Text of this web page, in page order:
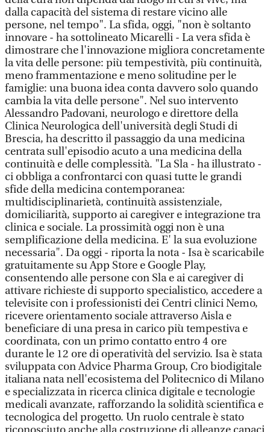
dalla capacità del sistema di restare vicino alle
persone, nel tempo". La sfida, oggi, "non è soltanto
innovare - ha sottolineato Micarelli - La vera sfida è
dimostrare che l'innovazione migliora concretamente
la vita delle persone: più tempestività, più continuità,
meno frammentazione e meno solitudine per le
famiglie: una buona idea conta davvero solo quando
cambia la vita delle persone". Nel suo intervento
Alessandro Padovani, neurologo e direttore della
Clinica Neurologica dell'università degli Studi di
Brescia, ha descritto il passaggio da una medicina
centrata sull'episodio acuto a una medicina della
continuità e delle complessità. "La Sla - ha illustrato -
ci obbliga a confrontarci con quasi tutte le grandi
sfide della medicina contemporanea:
multidisciplinarietà, continuità assistenziale,
domiciliarità, supporto ai caregiver e integrazione tra
clinica e sociale. La prossimità oggi non è una
semplificazione della medicina. E' la sua evoluzione
necessaria". Da oggi - riporta la nota - Isa è scaricabile
gratuitamente su App Store e Google Play,
consentendo alle persone con Sla e ai caregiver di
attivare richieste di supporto specialistico, accedere a
televisite con i professionisti dei Centri clinici Nemo,
ricevere orientamento sociale attraverso Aisla e
beneficiare di una presa in carico più tempestiva e
coordinata, con un primo contatto entro 4 ore
durante le 12 ore di operatività del servizio. Isa è stata
sviluppata con Advice Pharma Group, Cro biodigitale
italiana nata nell'ecosistema del Politecnico di Milano
e specializzata in ricerca clinica digitale e tecnologie
medicali avanzate, rafforzando la solidità scientifica e
tecnologica del progetto. Un ruolo centrale è stato